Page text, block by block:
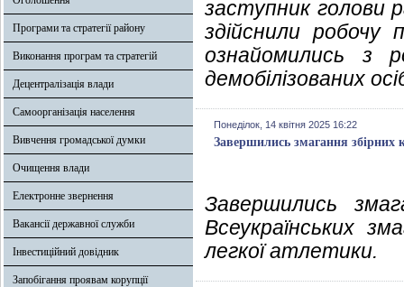
Програми та стратегії району
Виконання програм та стратегій
Децентралізація влади
Самоорганізація населення
Вивчення громадської думки
Очищення влади
Електронне звернення
Вакансії державної служби
Інвестиційний довідник
Запобігання проявам корупції
заступник голови
здійснили робочу
ознайомились з
демобілізованих
Понеділок, 14 квітня 2025 16:22
Завершились змагання збірних
Завершились
Всеукраїнських
легкої атлетики.